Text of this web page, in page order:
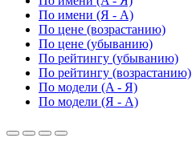
По имени (Я - A)
По цене (возрастанию)
По цене (убыванию)
По рейтингу (убыванию)
По рейтингу (возрастанию)
По модели (A - Я)
По модели (Я - A)